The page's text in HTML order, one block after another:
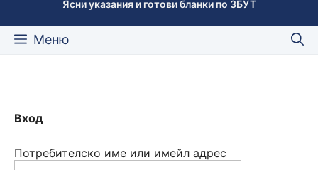
Ясни указания и готови бланки по ЗБУТ
Меню
Вход
Потребителско име или имейл адрес